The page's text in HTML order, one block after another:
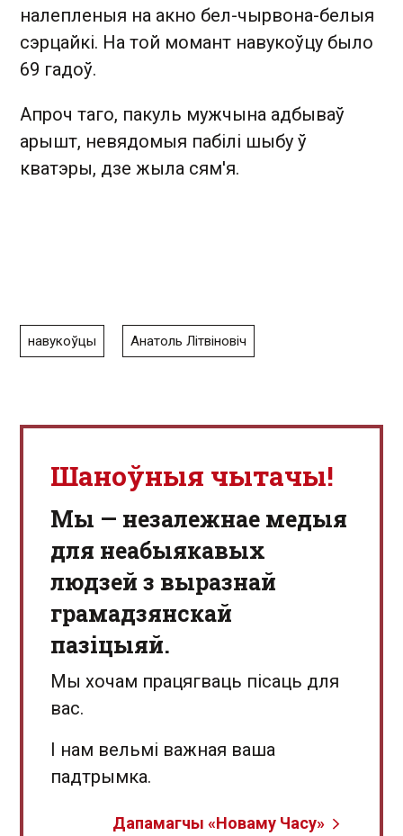
налепленыя на акно бел-чырвона-белыя
сэрцайкі. На той момант навукоўцу было
69 гадоў.
Апроч таго, пакуль мужчына адбываў
арышт, невядомыя пабілі шыбу ў
кватэры, дзе жыла сям'я.
навукоўцы Анатоль Літвіновіч
Шаноўныя чытачы!
Мы — незалежнае медыя
для неабыякавых
людзей з выразнай
грамадзянскай
пазіцыяй.
Мы хочам працягваць пісаць для
вас.
І нам вельмі важная ваша
падтрымка.
Дапамагчы «Новаму Часу»